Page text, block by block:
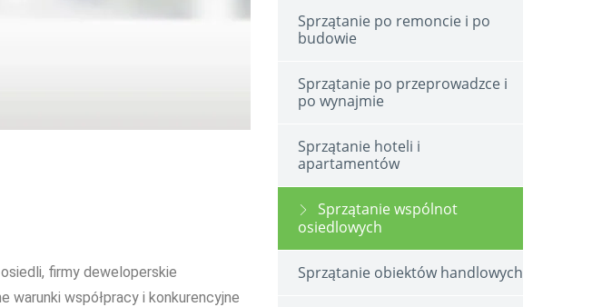
firmy deweloperskie
warunki współpracy i konkurencyjne
Sprzątanie po remoncie i po
budowie
Sprzątanie po przeprowadzce i
po wynajmie
Sprzątanie hoteli i
apartamentów
Sprzątanie wspólnot
osiedlowych
Sprzątanie obiektów handlowych